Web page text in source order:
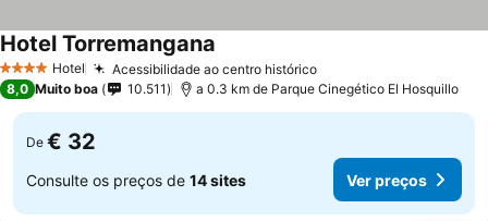
4 EstrelasHotel Acessibilidade ao centro históricoVer preços
Hotel Torremangana
8,0 Muito boa 10.511 a 0.3 km de Parque Cinegético El Hosquillo
De € 32
Consulte os preços de 14 sites Ver preços